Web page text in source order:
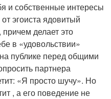
и собственные интересы
эгоиста ядовитый
делает это
в «удовольствии»
публике перед общими
партнера
«Я просто шучу». Но
, а его поведение не